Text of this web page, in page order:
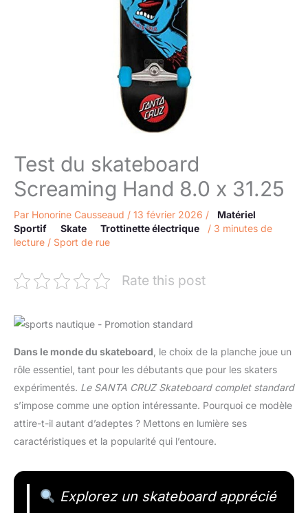
Test du skateboard
Screaming Hand 8.0 x 31.25
Par Honorine Causseaud / 13 février 2026 /
Matériel
Sportif
Skate Trottinette électrique / 3 minutes de
lecture / Sport de rue
Rate this post
Dans le monde du skateboard , le choix de la planche joue un
rôle essentiel, tant pour les débutants que pour les skaters
expérimentés. Le SANTA CRUZ Skateboard complet standard
s’impose comme une option intéressante. Pourquoi ce modèle
attire-t-il autant d’adeptes ? Mettons en lumière ses
caractéristiques et la popularité qui l’entoure.
Explorez un skateboard apprécié